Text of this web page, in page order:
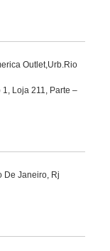
Outlet,Urb.Rio
Loja 211, Parte –
De Janeiro, Rj